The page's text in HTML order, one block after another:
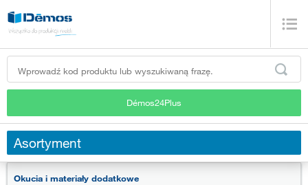
Démos24Plus
Asortyment
Okucia i materiały dodatkowe